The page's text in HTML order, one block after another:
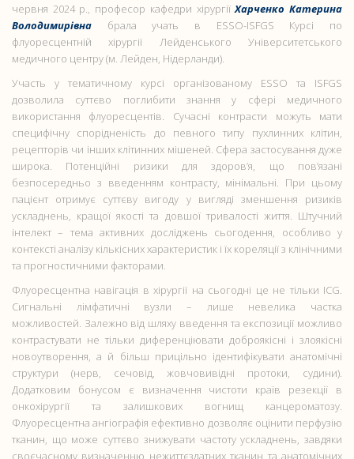
червня 2024 р., професор кафедри хірургіїХарченко Катерина
Володимирівна брала учать в ESSO-ISFGS Курсі по
флуоресцентній хірургії Лейденського Університетського
медичного центру (м. Лейден, Нідерланди).
Участь у тематичному курсі організованому ESSO та ISFGS
дозволила суттєво поглибити знання у сфері медичного
використання флуоресцентів. Сучасні контрасти можуть мати
специфічну спорідненість до певного типу пухлинних клітин,
рецепторів чи інших клітинних мішеней. Сфера застосування дуже
широка. Потенційні ризики для здоров’я, що пов’язані
безпосередньо з введенням контрасту, мінімальні. При цьому
пацієнт отримує суттєву вигоду у вигляді зменшення ризиків
ускладнень, кращої якості та довшої тривалості життя. Штучний
інтелект – тема активних досліджень сьогодення, особливо у
контексті аналізу кількісних характеристик і їх кореляції з клінічними
та прогностичними факторами.
Флуоресцентна навігація в хірургії на сьогодні це не тільки ICG.
Сигнальні лімфатичні вузли – лише невелика частка
можливостей. Залежно від шляху введення та експозиції можливо
контрастувати не тільки диференціювати доброякісні і злоякісні
новоутворення, а й більш прицільно ідентифікувати анатомічні
структури (нерв, сечовід, жовчовивідні протоки, судини).
Додатковим бонусом є визначення чистоти країв резекції в
онкохірургії та залишкових вогнищ канцероматозу.
Флуоресцентна ангіографія ефективно дозволяє оцінити перфузію
тканин, що може суттєво знижувати частоту ускладнень, завдяки
своєчасному визначенню нежиттєздатних тканин та анатомічних